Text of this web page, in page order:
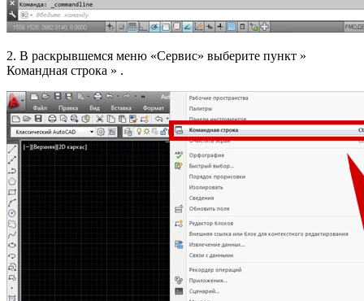
2. В раскрывшемся меню «Сервис» выберите пункт »
Командная строка » .